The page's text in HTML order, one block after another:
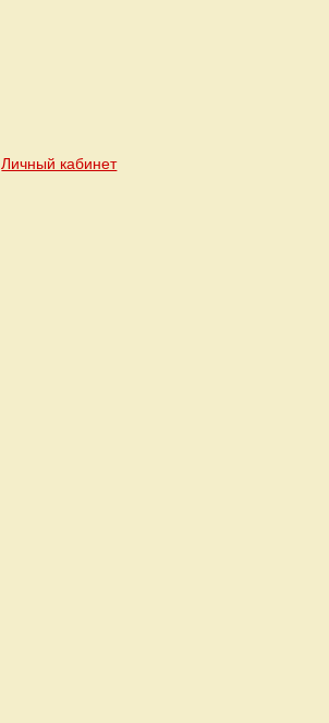
Личный кабинет